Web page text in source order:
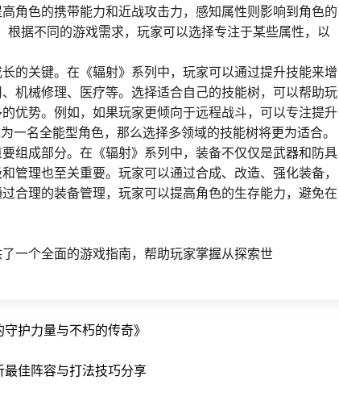
角色的携带能力和近战攻击力，感知属性则影响到角色的
根据不同的游戏需求，玩家可以选择专注于某些属性，以
的关键。在《辐射》系列中，玩家可以通过提升技能来增
机械修理、医疗等。选择适合自己的技能树，可以帮助玩
优势。例如，如果玩家更倾向于远程战斗，可以专注提升
一名全能型角色，那么选择多领域的技能树将更为适合。
组成部分。在《辐射》系列中，装备不仅仅是武器和防具
管理也至关重要。玩家可以通过合成、改造、强化装备，
合理的装备管理，玩家可以提高角色的生存能力，避免在
一个全面的游戏指南，帮助玩家掌握从探索世
护力量与不朽的传奇》
佳阵容与打法技巧分享